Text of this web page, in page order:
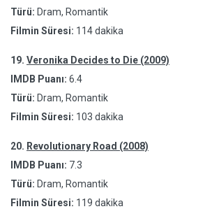
Türü: Dram, Romantik
Filmin Süresi: 114 dakika
19. Veronika Decides to Die (2009)
IMDB Puanı: 6.4
Türü: Dram, Romantik
Filmin Süresi: 103 dakika
20. Revolutionary Road (2008)
IMDB Puanı: 7.3
Türü: Dram, Romantik
Filmin Süresi: 119 dakika